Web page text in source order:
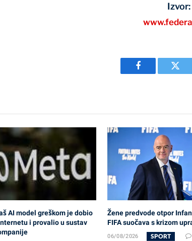
Izvor:
Facebook
AI model greškom je dobio
i provalio u sustav
Žene predvode otpor
FIFA suočava s krizom
06/08/2026 SPORT